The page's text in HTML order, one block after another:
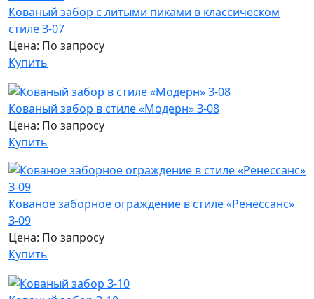
Кованый забор с литыми пиками в классическом
стиле З-07
Цена: По запросу
Купить
Кованый забор в стиле «Модерн» З-08
Цена: По запросу
Купить
Кованое заборное ограждение в стиле «Ренессанс»
З-09
Цена: По запросу
Купить